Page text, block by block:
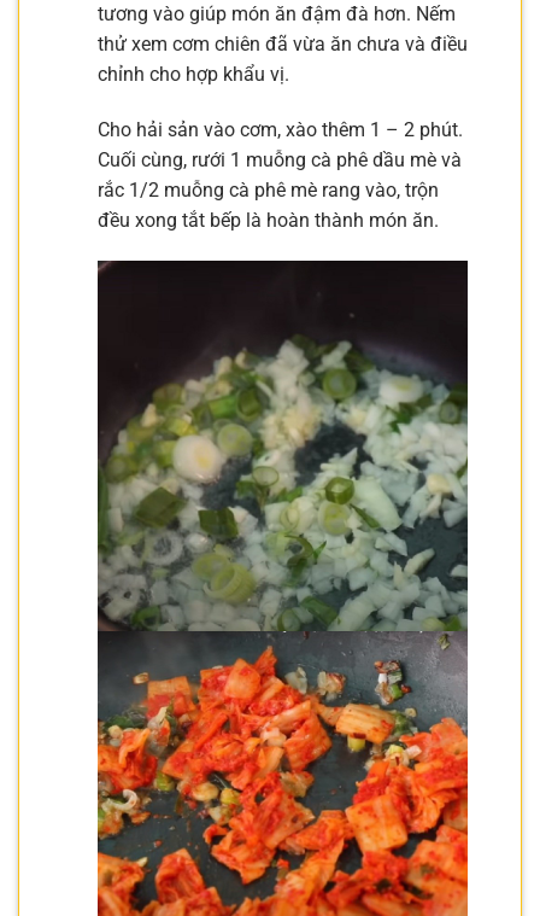
tương vào giúp món ăn đậm đà hơn. Nếm
thử xem cơm chiên đã vừa ăn chưa và điều
chỉnh cho hợp khẩu vị.
Cho hải sản vào cơm, xào thêm 1 – 2 phút.
Cuối cùng, rưới 1 muỗng cà phê dầu mè và
rắc 1/2 muỗng cà phê mè rang vào, trộn
đều xong tắt bếp là hoàn thành món ăn.